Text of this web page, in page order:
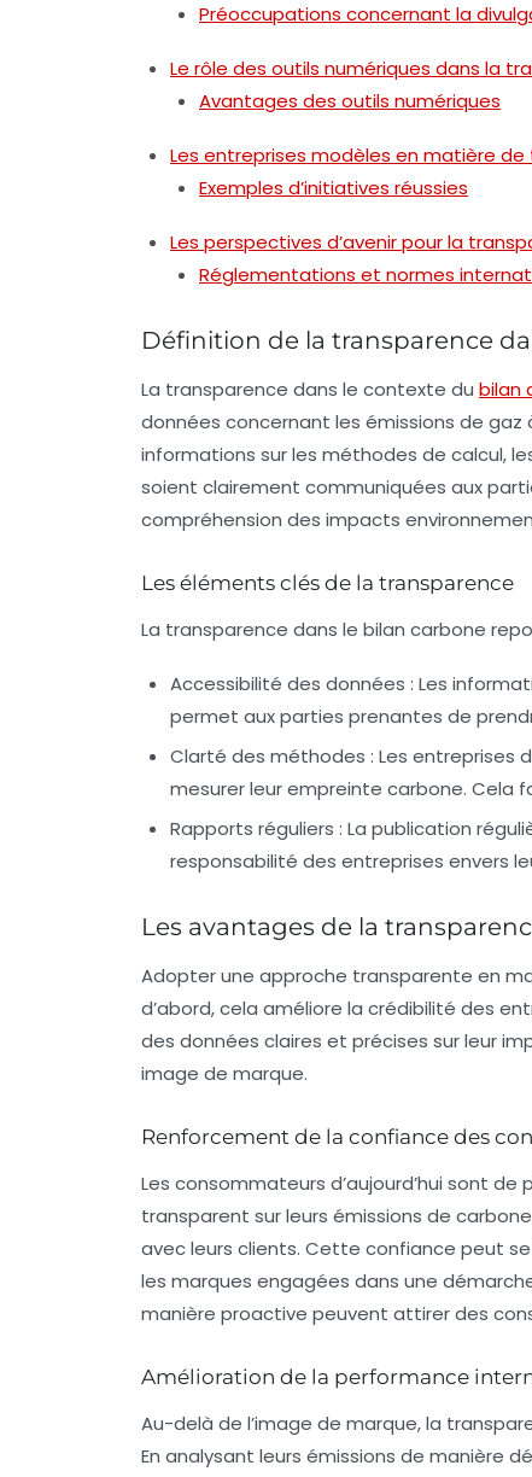
Préoccupations concernant la
Le rôle des outils numériques dans la
Avantages des outils numériques
Les entreprises modèles en matière
Exemples d’initiatives réussies
Les perspectives d’avenir pour la
Réglementations et normes
Définition de la transparence
La transparence dans le contexte du bilan
données concernant les émissions de gaz
informations sur les méthodes de calcul,
soient clairement communiquées aux
compréhension des impacts
Les éléments clés de la transparence
La transparence dans le bilan carbone
Accessibilité des données : Les
permet aux parties prenantes de
Clarté des méthodes : Les entreprises
mesurer leur empreinte carbone. Cela
Rapports réguliers : La publication
responsabilité des entreprises envers
Les avantages de la
Adopter une approche transparente en
d’abord, cela améliore la crédibilité des
des données claires et précises sur leur
image de marque.
Renforcement de la confiance des
Les consommateurs d’aujourd’hui sont de
transparent sur leurs émissions de
avec leurs clients. Cette confiance peut
les marques engagées dans une
manière proactive peuvent attirer des
Amélioration de la performance
Au-delà de l’image de marque, la
En analysant leurs émissions de manière